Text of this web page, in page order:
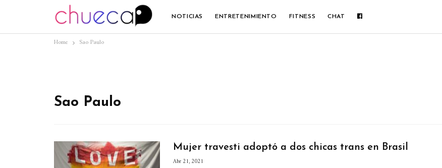
NOTICIAS ENTRETENIMIENTO FITNESS CHAT
Home Sao Paulo
Sao Paulo
Mujer travesti adoptó a dos chicas trans en Brasil
Abr 21, 2021